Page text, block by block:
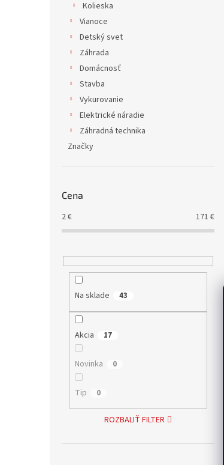
Kolieska
Vianoce
Detský svet
Záhrada
Domácnosť
Stavba
Vykurovanie
Elektrické náradie
Záhradná technika
Značky
Cena
2€ 171 €
Na sklade 43
Akcia 17
Novinka 0
Tip 0
ROZBALIŤ FILTER